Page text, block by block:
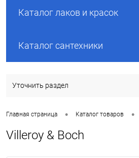
Каталог лаков и красок
Каталог сантехники
Уточнить раздел
Главная страница • Каталог товаров •
Villeroy & Boch